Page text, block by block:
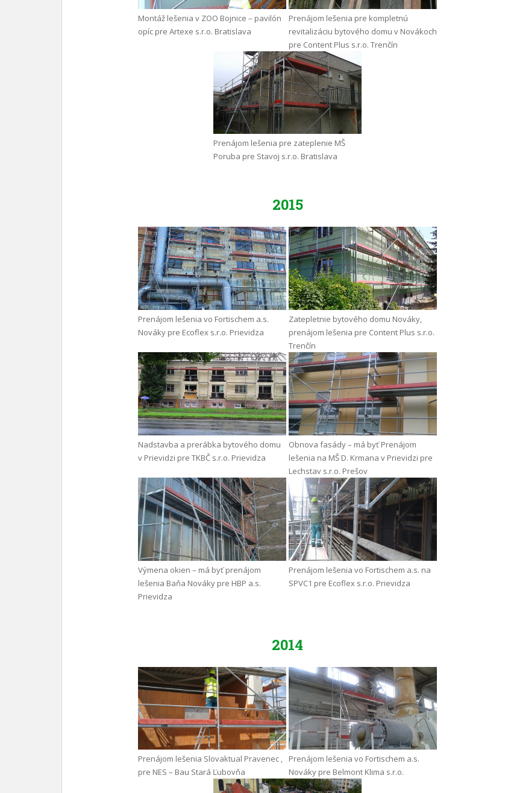
Montáž lešenia v ZOO Bojnice – pavilón
opíc pre Artexe s.r.o. Bratislava
Prenájom lešenia pre kompletnú
revitalizáciu bytového domu v Novákoch
pre Content Plus s.r.o. Trenčín
Prenájom lešenia pre zateplenie MŠ
Poruba pre Stavoj s.r.o. Bratislava
2015
Prenájom lešenia vo Fortischem a.s.
Nováky pre Ecoflex s.r.o. Prievidza
Zatepletnie bytového domu Nováky,
prenájom lešenia pre Content Plus s.r.o.
Trenčín
Nadstavba a prerábka bytového domu
v Prievidzi pre TKBČ s.r.o. Prievidza
Obnova fasády – má byť Prenájom
lešenia na MŠ D. Krmana v Prievidzi pre
Lechstav s.r.o. Prešov
Výmena okien – má byť prenájom
lešenia Baňa Nováky pre HBP a.s.
Prievidza
Prenájom lešenia vo Fortischem a.s. na
SPVC1 pre Ecoflex s.r.o. Prievidza
2014
Prenájom lešenia Slovaktual Pravenec ,
pre NES – Bau Stará Ľubovňa
Prenájom lešenia vo Fortischem a.s.
Nováky pre Belmont Klima s.r.o.